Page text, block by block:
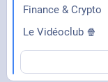
Finance & Crypto
Le Vidéoclub 🍿